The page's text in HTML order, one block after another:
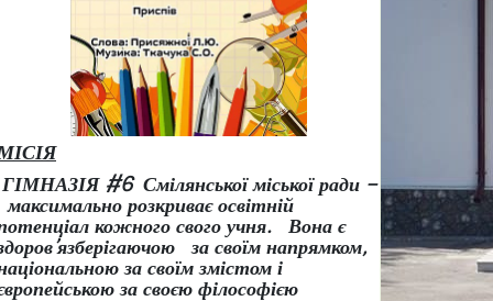
ГІМНАЗІЯ #6 Смілянської міської ради –
розкриває освітній
кожного свого учня.
Вона є
’язберігаючою за своїм напрямком,
за своїм змістом і
за своєю філософією